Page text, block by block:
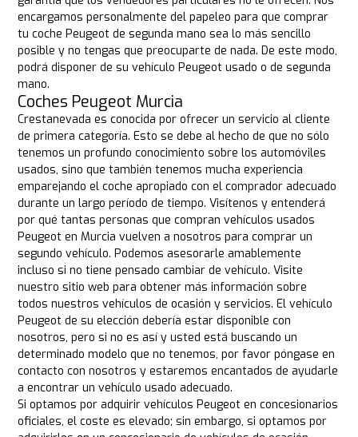
encargamos personalmente del papeleo para que comprar
tu coche Peugeot de segunda mano sea lo más sencillo
posible y no tengas que preocuparte de nada. De este modo,
podrá disponer de su vehículo Peugeot usado o de segunda
mano.
Coches Peugeot Murcia
Crestanevada es conocida por ofrecer un servicio al cliente
de primera categoría. Esto se debe al hecho de que no sólo
tenemos un profundo conocimiento sobre los automóviles
usados, sino que también tenemos mucha experiencia
emparejando el coche apropiado con el comprador adecuado
durante un largo período de tiempo. Visítenos y entenderá
por qué tantas personas que compran vehículos usados
Peugeot en Murcia vuelven a nosotros para comprar un
segundo vehículo. Podemos asesorarle amablemente
incluso si no tiene pensado cambiar de vehículo. Visite
nuestro sitio web para obtener más información sobre
todos nuestros vehículos de ocasión y servicios. El vehículo
Peugeot de su elección debería estar disponible con
nosotros, pero si no es así y usted está buscando un
determinado modelo que no tenemos, por favor póngase en
contacto con nosotros y estaremos encantados de ayudarle
a encontrar un vehículo usado adecuado.
Si optamos por adquirir vehículos Peugeot en concesionarios
oficiales, el coste es elevado; sin embargo, si optamos por